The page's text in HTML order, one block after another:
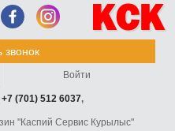
звонок
+7 (701) 512 6037,
"Каспий Сервис Курылыс"
Войти